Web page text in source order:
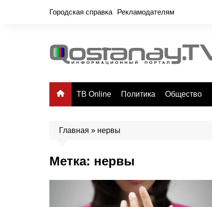
Городская справка Рекламодателям
ТВ Online Политика Общество
Главная » нервы
Метка: нервы